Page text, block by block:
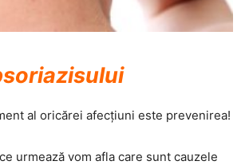
al oricărei afecţiuni este prevenirea!
urmează vom afla care sunt cauzele